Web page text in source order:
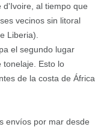
al tiempo que
vecinos sin litoral
Liberia).
el segundo lugar
tonelaje. Esto lo
de la costa de África
envíos por mar desde